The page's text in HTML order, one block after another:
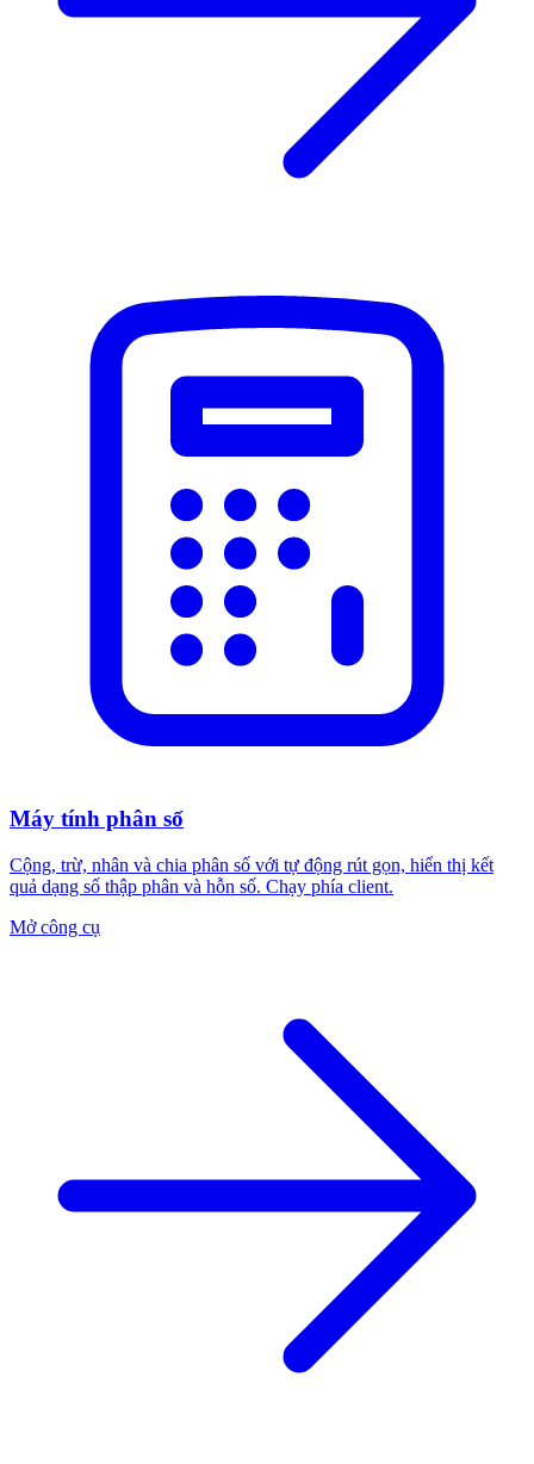
Máy tính phân số
Cộng, trừ, nhân và chia phân số với tự động rút gọn, hiển thị kết
quả dạng số thập phân và hỗn số. Chạy phía client.
Mở công cụ